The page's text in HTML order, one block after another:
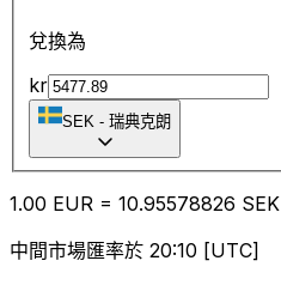
兌換為
kr
SEK - 瑞典克朗
1.00 EUR = 10.95578826 SEK
中間市場匯率於 20:10 [UTC]